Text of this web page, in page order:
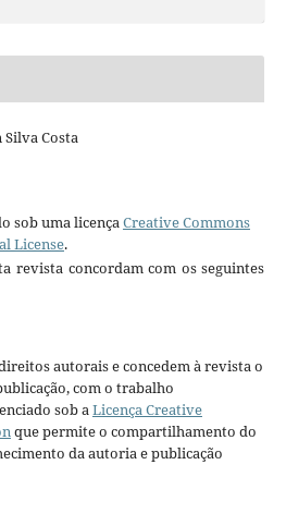
Costa
sob uma licençaCreative Commons
License.
revista concordam com os seguintes
autorais e concedem à revista o
com o trabalho
sob aLicença Creative
que permite o compartilhamento do
da autoria e publicação